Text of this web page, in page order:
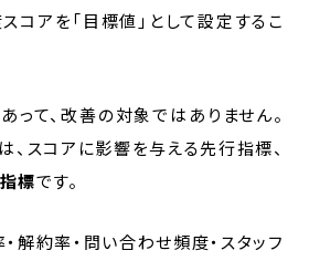
コアを「目標値」として設定するこ
って、改善の対象ではありません。
、スコアに影響を与える先行指標、
標です。
解約率・問い合わせ頻度・スタッフ